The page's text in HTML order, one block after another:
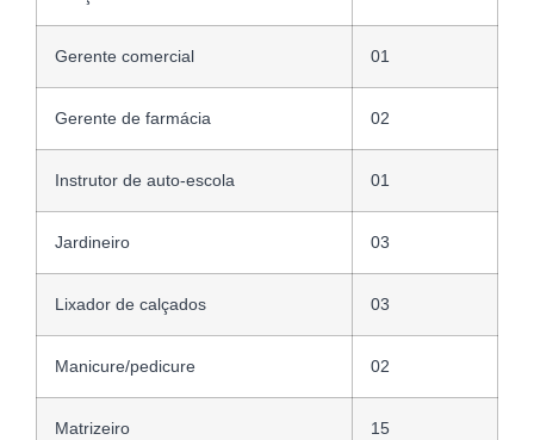
Gerente comercial 01
Gerente de farmácia 02
Instrutor de auto-escola 01
Jardineiro 03
Lixador de calçados 03
Manicure/pedicure 02
Matrizeiro 15